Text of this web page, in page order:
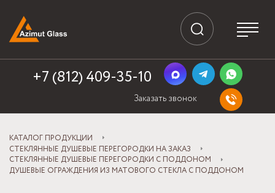
+7 (812) 409-35-10
Заказать звонок
КАТАЛОГ ПРОДУКЦИИ
СТЕКЛЯННЫЕ ДУШЕВЫЕ ПЕРЕГОРОДКИ НА ЗАКАЗ
СТЕКЛЯННЫЕ ДУШЕВЫЕ ПЕРЕГОРОДКИ С ПОДДОНОМ
ДУШЕВЫЕ ОГРАЖДЕНИЯ ИЗ МАТОВОГО СТЕКЛА С ПОДДОНОМ